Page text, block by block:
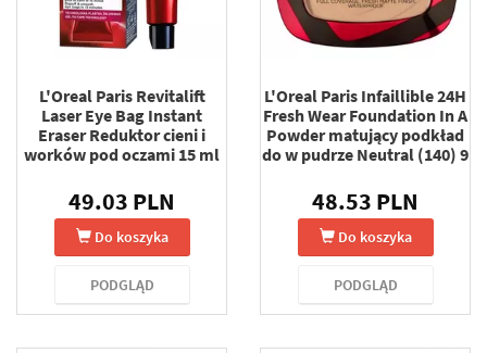
L'Oreal Paris Revitalift
Laser Eye Bag Instant
Eraser Reduktor cieni i
worków pod oczami 15 ml
49.03 PLN
Do koszyka
PODGLĄD
L'Oreal Paris Infaillible 24H
Fresh Wear Foundation In A
Powder matujący podkład
do w pudrze Neutral (140) 9
48.53 PLN
Do koszyka
PODGLĄD